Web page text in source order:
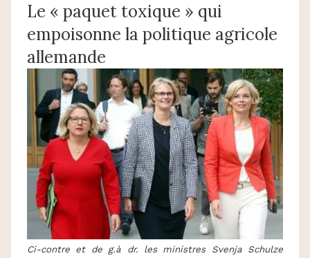
Le « paquet toxique » qui
empoisonne la politique agricole
allemande
Ci-contre et de g.à dr. les ministres Svenja Schulze